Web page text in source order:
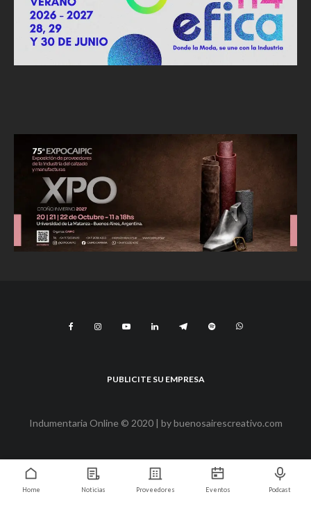
PUBLICITE SU EMPRESA
Indumentaria Online © 2020 | bybuenosairescreativo.com
Home Noticias Proveedores Eventos Podcast